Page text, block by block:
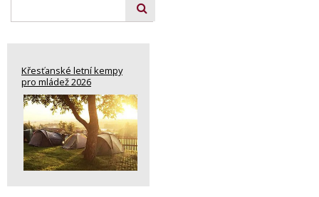
Křesťanské letní kempy
pro mládež 2026